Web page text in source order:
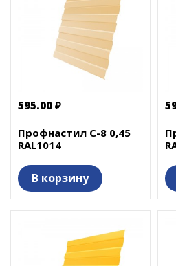
595.00 ₽
Профнастил С-8 0,45
RAL1014
В корзину